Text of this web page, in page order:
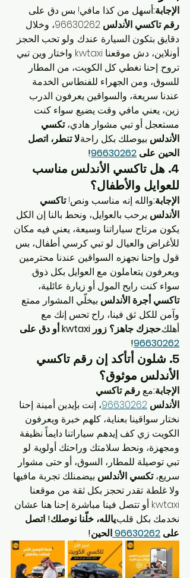
الإجابة:أسهل من كذا مافي! بس دق على
رقم تاكسي الأندلس
96630262، وخلال
دقايق بتكون السيارة عندك. ولو تحب الحجز
أونلاين، دش موقعنا kwtaxi واختار وين تبي
تروح. إحنا نغطي كل الكويت، من المطار
للسوق، ومن الجهراء للفنطاس. الخدمة
عندنا سريعة، والسواقين يعرفون الدرب
زين، يعني مافي وقت يضيع. سواء كنت
مستعجل أو تبي مشوار هادي، تكسي
الأندلس بيوصلك بكل راحة.لا تنطر، اتصل
الحين على 96630262
!
4. هل تاكسي الأندلس مناسب
للعوايل والأطفال؟
الإجابة:والله إنه مناسب ونص! تاكسي
الأندلس يرحب بالعوايل، ونحط بالنا إن الكل
يكون مرتاح. سياراتنا وسيعة، يعني فيه مكان
للأغراض والعيال. لو تبي كرسي أطفال، بس
قول وإحنا نجهزه. السواقين عندنا محترمين
ويعرفون يتعاملون مع العوايل بكل ذوق.
سواء كنت رايح المول أو زيارة عائلية،
تاكسي أجرة الأندلس بيخلّي المشوار ممتع
وآمن للكل. ثق فينا، راح تحس إنك مع
أهلك.حجزك جاهز؟ زور kwtaxi أو دق على
96630262
!
5. شلون أتأكد إن رقم تاكسي
الأندلس موثوق؟
الإجابة:مع رقم تاكسي
الأندلس 96630262، إنت بإيدين أمينة. إحنا
نختار سواقينا بعناية، كلهم خبرة ويعرفون
الكويت زي كف إيدهم. سياراتنا دايماً نظيفة
ومجهزة، ونحط سلامتك وراحتك أولوية. لو
تبي توصيلة للمطار، السوق، أو حتى مشوار
سريع، تكسي الأندلس بيضمنلك تجربة مافيها
ولا غلطة. تقدر تحجز بكل ثقة من موقعنا
kwtaxi أو تتصل فينا مباشرة. إحنا هنا عشان
نخدمك بكل قلب.يالله، خلّنا نوصلك! اتصل
على 96630262 الحين!